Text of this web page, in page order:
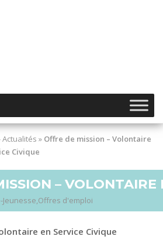
Actualités » Offre de mission – Volontaire
Civique
– VOLONTAIRE
Jeunesse,Offres d'emploi
en Service Civique